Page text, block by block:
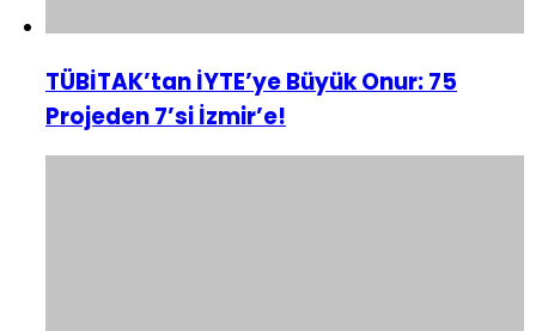
TÜBİTAK’tan İYTE’ye Büyük Onur: 75
Projeden 7’si İzmir’e!